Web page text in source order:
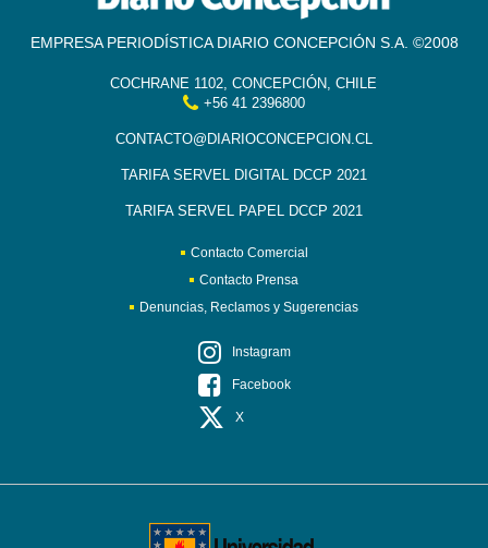
EMPRESA PERIODÍSTICA DIARIO CONCEPCIÓN S.A. ©2008
COCHRANE 1102, CONCEPCIÓN, CHILE
+56 41 2396800
CONTACTO@DIARIOCONCEPCION.CL
TARIFA SERVEL DIGITAL DCCP 2021
TARIFA SERVEL PAPEL DCCP 2021
Contacto Comercial
Contacto Prensa
Denuncias, Reclamos y Sugerencias
Instagram
Facebook
X